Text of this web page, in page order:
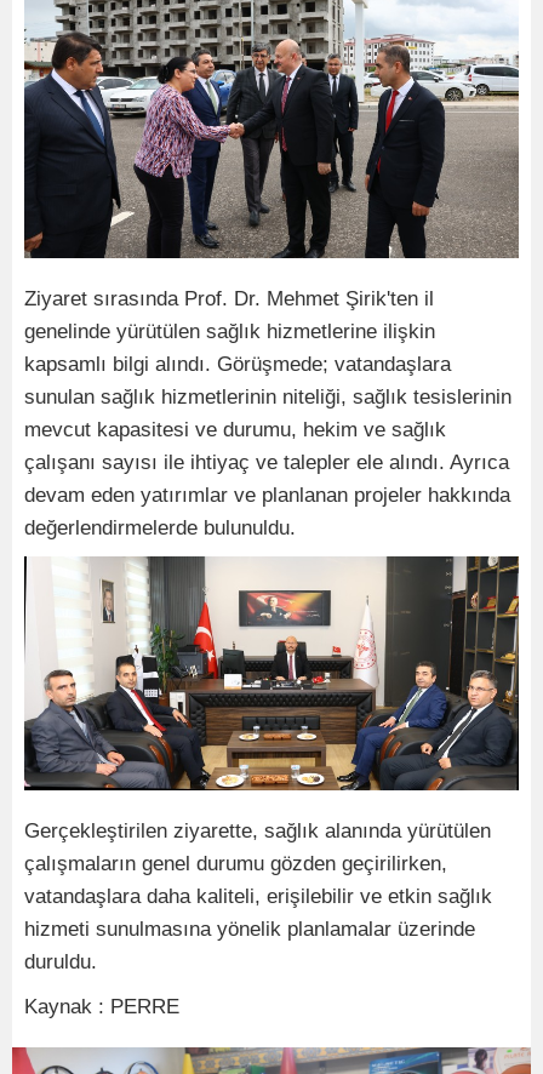
Ziyaret sırasında Prof. Dr. Mehmet Şirik'ten il
genelinde yürütülen sağlık hizmetlerine ilişkin
kapsamlı bilgi alındı. Görüşmede; vatandaşlara
sunulan sağlık hizmetlerinin niteliği, sağlık tesislerinin
mevcut kapasitesi ve durumu, hekim ve sağlık
çalışanı sayısı ile ihtiyaç ve talepler ele alındı. Ayrıca
devam eden yatırımlar ve planlanan projeler hakkında
değerlendirmelerde bulunuldu.
Gerçekleştirilen ziyarette, sağlık alanında yürütülen
çalışmaların genel durumu gözden geçirilirken,
vatandaşlara daha kaliteli, erişilebilir ve etkin sağlık
hizmeti sunulmasına yönelik planlamalar üzerinde
duruldu.
Kaynak : PERRE